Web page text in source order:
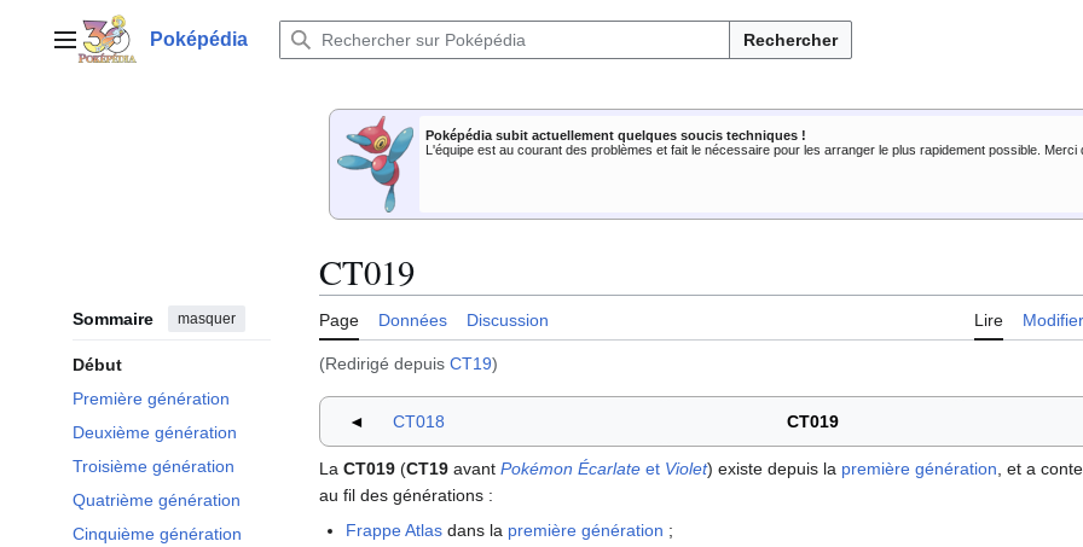
contenuMenu principalPoképédia Rechercher
Poképédia subit actuellement quelques soucis techniques !
L'équipe est au courant des problèmes et fait le nécessaire pour les arranger le plus rapidement possible. Merci
Sommaire masquer
Début
Première génération
Deuxième génération
Troisième génération
Quatrième génération
Cinquième génération
CT019
Page Données Discussion Lire Modifier
(Redirigé depuis CT19)
◄ CT018 CT019
La CT019 (CT19 avant Pokémon Écarlate et Violet) existe depuis la première génération , et a
au fil des générations :
Frappe Atlas dans la première génération ;